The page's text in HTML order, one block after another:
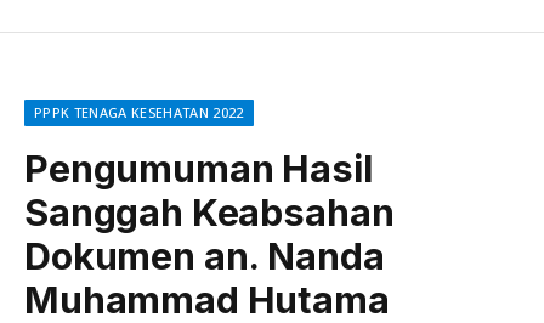
PPPK TENAGA KESEHATAN 2022
Pengumuman Hasil
Sanggah Keabsahan
Dokumen an. Nanda
Muhammad Hutama